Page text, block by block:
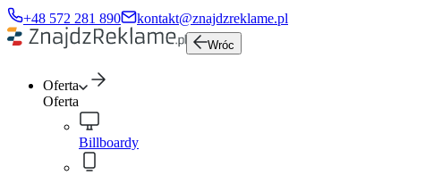
+48 572 281 890 kontakt@znajdzreklame.pl
Wróc
Oferta
Oferta
Billboardy